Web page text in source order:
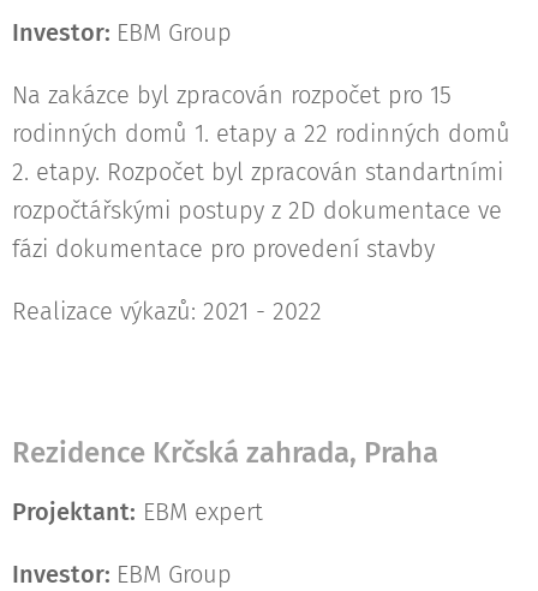
Investor: EBM Group
Na zakázce byl zpracován rozpočet pro 15
rodinných domů 1. etapy a 22 rodinných domů
2. etapy. Rozpočet byl zpracován standartními
rozpočtářskými postupy z 2D dokumentace ve
fázi dokumentace pro provedení stavby
Realizace výkazů: 2021 - 2022
Rezidence Krčská zahrada, Praha
Projektant: EBM expert
Investor: EBM Group